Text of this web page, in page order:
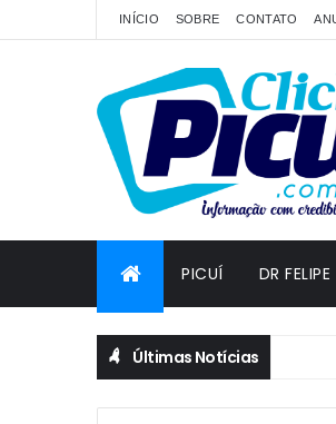
INÍCIO SOBRE CONTATO
PICUÍ DR FELIPE
Últimas Notícias